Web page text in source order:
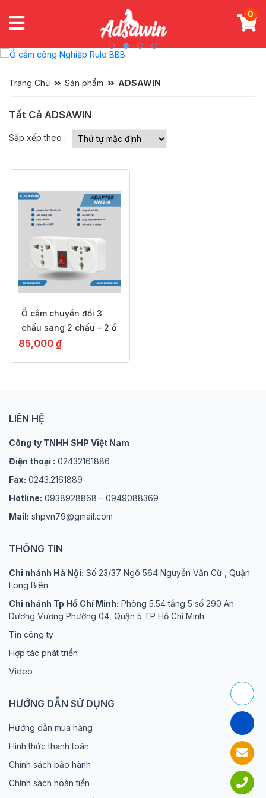
0
Trang Chủ Sản phẩm ADSAWIN
Tất Cả ADSAWIN
Sắp xếp theo :
Ổ cắm chuyển đổi 3
chấu sang 2 chấu – 2 ổ
– ADSAWIN AW2A
85,000 ₫
LIÊN HỆ
Công ty TNHH SHP Việt Nam
Điện thoại : 02432161886
Fax: 0243.2161889
Hotline: 0938928868 – 0949088369
Mail: shpvn79@gmail.com
THÔNG TIN
Chi nhánh Hà Nội: Số 23/37 Ngõ 564 Nguyễn Văn Cừ , Quận
Long Biên
Chi nhánh Tp Hồ Chí Minh: Phòng 5.54 tầng 5 số 290 An
Dương Vương Phường 04, Quận 5 TP Hồ Chí Minh
Tin công ty
Hợp tác phát triển
Video
HƯỚNG DẪN SỬ DỤNG
Hướng dẫn mua hàng
Hình thức thanh toán
Chính sách bảo hành
Chính sách hoàn tiền